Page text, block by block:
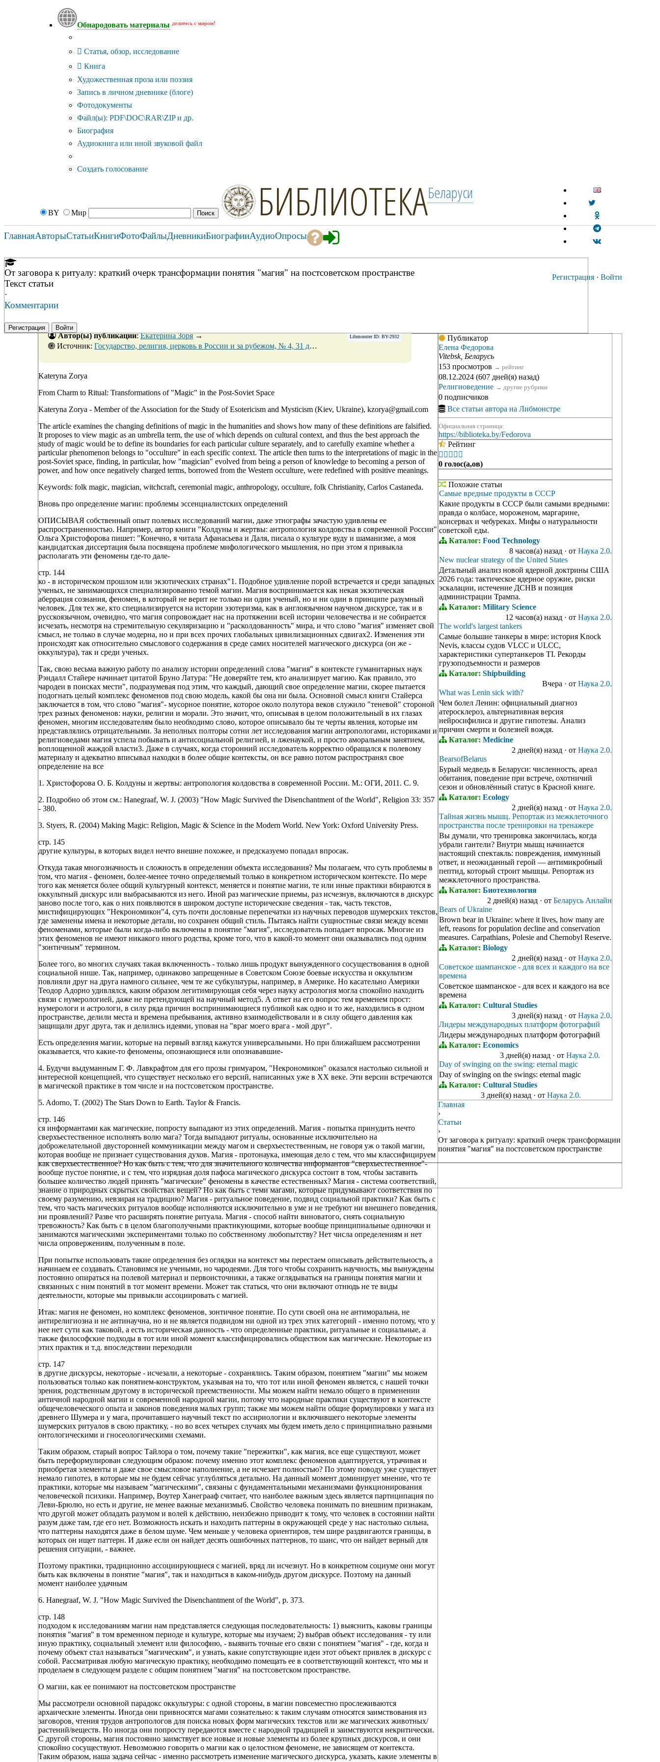
Обнародовать материалы делитесь с миром!
Статья, обзор, исследование
Книга
Художественная проза или поэзия
Запись в личном дневнике (блоге)
Фотодокументы
Файл(ы): PDF\DOC\RAR\ZIP и др.
Биография
Аудиокнига или иной звуковой файл
Создать голосование
BY Мир БИБЛИОТЕКАБеларуси
Регистрация · Войти
ГлавнаяАвторыСтатьиКнигиФотоФайлыДневникиБиографииАудиоОпросы
От заговора к ритуалу: краткий очерк трансформации понятия "магия" на постсоветском пространстве
Текст статьи
·
Комментарии
Регистрация Войти
Libmonster ID: BY-2932
Автор(ы) публикации:Екатерина Зоря→
Источник: Государство, религия, церковь в России и за рубежом, № 4, 31 декабря 2013 Страницы 144-167
Kateryna Zorya
From Charm to Ritual: Transformations of "Magic" in the Post-Soviet Space
Kateryna Zorya - Member of the Association for the Study of Esotericism and Mysticism (Kiev, Ukraine), kzorya@gmail.com
The article examines the changing definitions of magic in the humanities and shows how many of these definitions are falsified.
It proposes to view magic as an umbrella term, the use of which depends on cultural context, and thus the best approach the
study of magic would be to define its boundaries for each particular culture separately, and to carefully examine whether a
particular phenomenon belongs to "occulture" in each specific context. The article then turns to the interpretations of magic in the
post-Soviet space, finding, in particular, how "magician" evolved from being a person of knowledge to becoming a person of
power, and how once negatively charged terms, borrowed from the Western occulture, were redefined with positive meanings.
Keywords: folk magic, magician, witchcraft, ceremonial magic, anthropology, occulture, folk Christianity, Carlos Castaneda.
Вновь про определение магии: проблемы эссенциалистских определений
ОПИСЫВАЯ собственный опыт полевых исследований магии, даже этнографы зачастую удивлены ее
распространенностью. Например, автор книги "Колдуны и жертвы: антропология колдовства в современной России"
Ольга Христофорова пишет: "Конечно, я читала Афанасьева и Даля, писала о культуре вуду и шаманизме, а моя
кандидатская диссертация была посвящена проблеме мифологического мышления, но при этом я привыкла
располагать эти феномены где-то дале-
стр. 144
ко - в историческом прошлом или экзотических странах"1. Подобное удивление порой встречается и среди западных
ученых, не занимающихся специализированно темой магии. Магия воспринимается как некая экзотическая
аберрация сознания, феномен, в который не верит не только ни один ученый, но и ни один в принципе разумный
человек. Для тех же, кто специализируется на истории эзотеризма, как в англоязычном научном дискурсе, так и в
русскоязычном, очевидно, что магия сопровождает нас на протяжении всей истории человечества и не собирается
исчезать, несмотря на стремительную секуляризацию и "расколдованность" мира, и что слово "магия" изменяет свой
смысл, не только в случае модерна, но и при всех прочих глобальных цивилизационных сдвигах2. Изменения эти
происходят как относительно смыслового содержания в среде самих носителей магического дискурса (он же -
оккультура), так и среди ученых.
Так, свою весьма важную работу по анализу истории определений слова "магия" в контексте гуманитарных наук
Рэндалл Стайере начинает цитатой Бруно Латура: "Не доверяйте тем, кто анализирует магию. Как правило, это
чародеи в поисках мести", подразумевая под этим, что каждый, дающий свое определение магии, скорее пытается
подогнать целый комплекс феноменов под свою модель, какой бы она ни была. Основной смысл книги Стайерса
заключается в том, что слово "магия"- мусорное понятие, которое около полутора веков служило "теневой" стороной
трех разных феноменов: науки, религии и морали. Это значит, что, описывая в целом положительный в их глазах
феномен, многим исследователям было необходимо слово, которое описывало бы те черты явления, которые им
представлялись отрицательными. За неполных полторы сотни лет исследования магии антропологами, историками и
религиоведами магия успела побывать и антисоциальной религией, и лженаукой, и просто аморальным занятием,
воплощенной жаждой власти3. Даже в случаях, когда сторонний исследователь корректно обращался к полевому
материалу и адекватно вписывал находки в более общие контексты, он все равно потом распространял свое
определение на все
1. Христофорова О. Б. Колдуны и жертвы: антропология колдовства в современной России. М.: ОГИ, 2011. С. 9.
2. Подробно об этом см.: Hanegraaf, W. J. (2003) "How Magic Survived the Disenchantment of the World", Religion 33: 357
- 380.
3. Styers, R. (2004) Making Magic: Religion, Magic & Science in the Modern World. New York: Oxford University Press.
стр. 145
другие культуры, в которых видел нечто внешне похожее, и предсказуемо попадал впросак.
Откуда такая многозначность и сложность в определении объекта исследования? Мы полагаем, что суть проблемы в
том, что магия - феномен, более-менее точно определяемый только в конкретном историческом контексте. По мере
того как меняется более общий культурный контекст, меняется и понятие магии, те или иные практики вбираются в
оккультный дискурс или выбрасываются из него. Иной раз магические приемы, раз исчезнув, включаются в дискурс
заново после того, как о них появляются в широком доступе исторические сведения - так, часть текстов,
мистифицирующих "Некрономикон"4, суть почти дословные перепечатки из научных переводов шумерских текстов,
где заменены имена и некоторые детали, но сохранен общий стиль. Пытаясь найти сущностные связи между всеми
феноменами, которые были когда-либо включены в понятие "магия", исследователь попадает впросак. Многие из
этих феноменов не имеют никакого иного родства, кроме того, что в какой-то момент они оказывались под одним
"зонтичным" термином.
Более того, во многих случаях такая включенность - только лишь продукт вынужденного сосуществования в одной
социальной нише. Так, например, одинаково запрещенные в Советском Союзе боевые искусства и оккультизм
повлияли друг на друга намного сильнее, чем те же субкультуры, например, в Америке. Но касательно Америки
Теодор Адорно удивлялся, каким образом легитимирующая себя через науку астрология могла спокойно находить
связи с нумерологией, даже не претендующей на научный метод5. А ответ на его вопрос тем временем прост:
нумерологи и астрологи, в силу ряда причин воспринимающиеся публикой как одно и то же, находились в одном
пространстве, делили места и времена пребывания, активно взаимодействовали и в силу общего давления как
защищали друг друга, так и делились идеями, уповая на "враг моего врага - мой друг".
Есть определения магии, которые на первый взгляд кажутся универсальными. Но при ближайшем рассмотрении
оказывается, что какие-то феномены, опознающиеся или опознававшие-
4. Будучи выдуманным Г. Ф. Лавкрафтом для его прозы гримуаром, "Некрономикон" оказался настолько сильной и
интересной концепцией, что существует несколько его версий, написанных уже в XX веке. Эти версии встречаются
в магической практике в том числе и на постсоветском пространстве.
5. Adorno, T. (2002) The Stars Down to Earth. Taylor & Francis.
стр. 146
ся информантами как магические, попросту выпадают из этих определений. Магия - попытка принудить нечто
сверхъестественное исполнять волю мага? Тогда выпадают ритуалы, основанные исключительно на
доброжелательной двусторонней коммуникации между магом и сверхъестественным, не говоря уж о такой магии,
которая вообще не признает существования духов. Магия - протонаука, имеющая дело с тем, что мы классифицируем
как сверхъестественное? Но как быть с тем, что для значительного количества информантов "сверхъестественное"-
вообще пустое понятие, и с тем, что изрядная доля пафоса магического дискурса состоит в том, чтобы заставить
большее количество людей принять "магические" феномены в качестве естественных? Магия - система соответствий,
знание о природных скрытых свойствах вещей? Но как быть с теми магами, которые придумывают соответствия по
своему разумению, невзирая на традицию? Магия - ритуальное поведение, подвид социальной практики? Как быть с
тем, что часть магических ритуалов вообще исполняются исключительно в уме и не требуют ни внешнего поведения,
ни проявлений? Разве что расширять понятие ритуала. Магия - способ найти виноватого, снять социальную
тревожность? Как быть с в целом благополучными практикующими, которые вообще принципиальные одиночки и
занимаются магическими экспериментами только по собственному любопытству? Нет числа определениям и нет
числа опровержениям, полученным в поле.
При попытке использовать такие определения без оглядки на контекст мы перестаем описывать действительность, а
начинаем ее создавать. Становимся не учеными, но чародеями. Для того чтобы сохранить научность, мы вынуждены
постоянно опираться на полевой материал и первоисточники, а также оглядываться на границы понятия магии и
связанных с ним понятий в тот момент времени. Может так статься, что они включают отнюдь не те виды
деятельности, которые мы привыкли ассоциировать с магией.
Итак: магия не феномен, но комплекс феноменов, зонтичное понятие. По сути своей она не антиморальна, не
антирелигиозна и не антинаучна, но и не является подвидом ни одной из трех этих категорий - именно потому, что у
нее нет сути как таковой, а есть историческая данность - что определенные практики, ритуальные и социальные, а
также философские подходы в тот или иной момент классифицировались обществом как магические. Некоторые из
этих практик и т.д. впоследствии переходили
стр. 147
в другие дискурсы, некоторые - исчезали, а некоторые - сохранялись. Таким образом, понятием "магии" мы можем
пользоваться только как понятием-конструктом, указывая на то, что тот или иной феномен является, с нашей точки
зрения, родственным другому в исторической преемственности. Мы можем найти немало общего в применении
античной народной магии и современной народной магии, потому что народные практики существуют в контексте
общечеловеческого опыта и законов поведения малых групп; также мы можем найти общие формулировки у мага из
древнего Шумера и у мага, прочитавшего научный текст по ассириологии и включившего некоторые элементы
шумерских ритуалов в свою практику, - но во всех четырех случаях мы будем иметь дело с принципиально разными
онтологическими и гносеологическими схемами.
Таким образом, старый вопрос Тайлора о том, почему такие "пережитки", как магия, все еще существуют, может
быть переформулирован следующим образом: почему именно этот комплекс феноменов адаптируется, утрачивая и
приобретая элементы и даже свое смысловое наполнение, а не исчезает полностью? По этому поводу уже существует
немало гипотез, в которые мы не будем сейчас углубляться детально. На данный момент доминирует мнение, что те
практики, которые мы называем "магическими", связаны с фундаментальными механизмами функционирования
человеческой психики. Например, Воутер Ханеграаф считает, что наиболее важным здесь является партиципация по
Леви-Брюлю, но есть и другие, не менее важные механизмы6. Свойство человека понимать по внешним признакам,
что другой может обладать разумом и волей к действию, неизбежно приводит к тому, что человек в состоянии найти
разум даже там, где его нет. Возможность искать и находить паттерны в окружающей среде у нас настолько сильна,
что паттерны находятся даже в белом шуме. Чем меньше у человека ориентиров, тем шире раздвигаются границы, в
которых он ищет паттерн. И даже если он найдет десять ошибочных паттернов, то шанс, что он найдет верный для
решения ситуации, - важнее.
Поэтому практики, традиционно ассоциирующиеся с магией, вряд ли исчезнут. Но в конкретном социуме они могут
быть как включены в понятие "магия", так и находиться в каком-нибудь другом дискурсе. Поэтому на данный
момент наиболее удачным
6. Hanegraaf, W. J. "How Magic Survived the Disenchantment of the World", p. 373.
стр. 148
подходом к исследованиям магии нам представляется следующая последовательность: 1) выяснить, каковы границы
понятия "магия" в том временном периоде и культуре, которые мы изучаем; 2) выбрав объект исследования - ту или
иную практику, социальный элемент или философию, - выявить точные его связи с понятием "магия" - где, когда и
почему объект стал называться "магическим", и узнать, какие сопутствующие идеи этот объект привлек в дискурс с
собой. Рассматривая любую магическую практику, необходимо помещать ее в соответствующий контекст, что мы и
проделаем в следующем разделе с общим понятием "магия" на постсоветском пространстве.
О магии, как ее понимают на постсоветском пространстве
Мы рассмотрели основной парадокс оккультуры: с одной стороны, в магии повсеместно прослеживаются
архаические элементы. Иногда они привносятся магами сознательно: к таким случаям относятся заимствования из
заговоров, чтения трудов антропологов для поиска новых форм магических текстов или же магических животных/
растений/веществ. Но иногда они попросту передаются вместе с народной традицией и заимствуются некритически.
С другой стороны, магия постоянно заимствует все новые и новые элементы из более крупных дискурсов, и они
спокойно сосуществуют. Невозможно говорить о магии как о целостном феномене, не зависящем от контекста.
Таким образом, наша задача сейчас - именно рассмотреть изменение магического дискурса, указать, какие элементы в
Публикатор
Елена Федорова
Vitebsk, Беларусь
153 просмотров → рейтинг
08.12.2024 (607 дней(я) назад)
Религиоведение → другие рубрики
0 подписчиков
Все статьи автора на Либмонстре
Официальная страница:
https://biblioteka.by/Fedorova
Рейтинг
    
0 голос(а,ов)
Похожие статьи
Самые вредные продукты в СССР
Какие продукты в СССР были самыми вредными:
правда о колбасе, мороженом, маргарине,
консервах и чебуреках. Мифы о натуральности
советской еды.
Каталог: Food Technology
8 часов(а) назад · от Наука 2.0.
New nuclear strategy of the United States
Детальный анализ новой ядерной доктрины США
2026 года: тактическое ядерное оружие, риски
эскалации, истечение ДСНВ и позиция
администрации Трампа.
Каталог: Military Science
12 часов(а) назад · от Наука 2.0.
The world's largest tankers
Самые большие танкеры в мире: история Knock
Nevis, классы судов VLCC и ULCC,
характеристики супертанкеров TI. Рекорды
грузоподъемности и размеров
Каталог: Shipbuilding
Вчера · от Наука 2.0.
What was Lenin sick with?
Чем болел Ленин: официальный диагноз
атеросклероз, альтернативная версия
нейросифилиса и другие гипотезы. Анализ
причин смерти и болезней вождя.
Каталог: Medicine
2 дней(я) назад · от Наука 2.0.
BearsofBelarus
Бурый медведь в Беларуси: численность, ареал
обитания, поведение при встрече, охотничий
сезон и обновлённый статус в Красной книге.
Каталог: Ecology
2 дней(я) назад · от Наука 2.0.
Тайная жизнь мышц. Репортаж из межклеточного
пространства после тренировки на тренажере
Вы думали, что тренировка закончилась, когда
убрали гантели? Внутри мышц начинается
настоящий спектакль: повреждения, иммунный
ответ, и неожиданный герой — антимикробный
пептид, который строит мышцы. Репортаж из
межклеточного пространства.
Каталог: Биотехнология
2 дней(я) назад · от Беларусь Анлайн
Bears of Ukraine
Brown bear in Ukraine: where it lives, how many are
left, reasons for population decline and conservation
measures. Carpathians, Polesie and Chernobyl Reserve.
Каталог: Biology
2 дней(я) назад · от Наука 2.0.
Советское шампанское - для всех и каждого на все
времена
Советское шампанское - для всех и каждого на все
времена
Каталог: Cultural Studies
3 дней(я) назад · от Наука 2.0.
Лидеры международных платформ фотографий
Лидеры международных платформ фотографий
Каталог: Economics
3 дней(я) назад · от Наука 2.0.
Day of swinging on the swing: eternal magic
Day of swinging on the swings: eternal magic
Каталог: Cultural Studies
3 дней(я) назад · от Наука 2.0.
Главная
›
Статьи
›
От заговора к ритуалу: краткий очерк трансформации
понятия "магия" на постсоветском пространстве